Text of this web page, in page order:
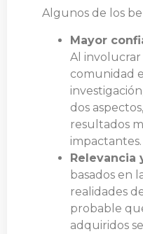
Algunos de los
Mayor
Al involucrar
comunidad
dos
resultados
impactantes.
Relevancia
basados en
realidades
probable
adquiridos